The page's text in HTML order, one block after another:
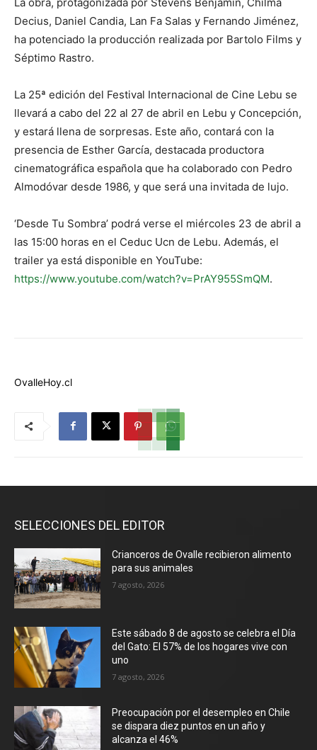
Decius, Daniel Candia, Lan Fa Salas y Fernando Jiménez,
ha potenciado la producción realizada por Bartolo Films y
Séptimo Rastro.
La 25ª edición del Festival Internacional de Cine Lebu se
llevará a cabo del 22 al 27 de abril en Lebu y Concepción,
y estará llena de sorpresas. Este año, contará con la
presencia de Esther García, destacada productora
cinematográfica española que ha colaborado con Pedro
Almodóvar desde 1986, y que será una invitada de lujo.
‘Desde Tu Sombra’ podrá verse el miércoles 23 de abril a
las 15:00 horas en el Ceduc Ucn de Lebu. Además, el
trailer ya está disponible en YouTube:
https://www.youtube.com/watch?v=PrAY955SmQM.
OvalleHoy.cl
SELECCIONES DEL EDITOR
Crianceros de Ovalle recibieron alimento
para sus animales
7 agosto, 2026
Este sábado 8 de agosto se celebra el Día
del Gato: El 57% de los hogares vive con
uno
7 agosto, 2026
Preocupación por el desempleo en Chile
se dispara diez puntos en un año y
alcanza el 46%